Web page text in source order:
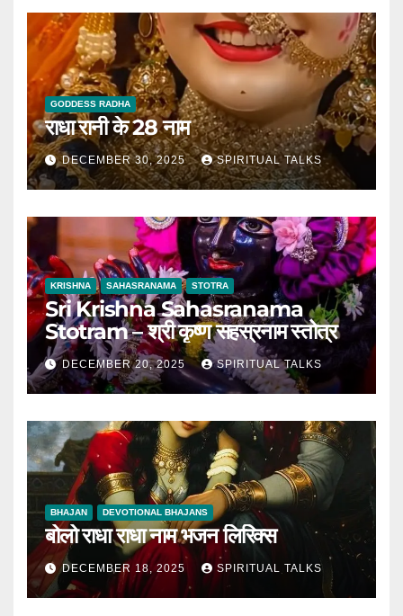
GODDESS RADHA
राधा रानी के 28 नाम
DECEMBER 30, 2025 SPIRITUAL TALKS
KRISHNA SAHASRANAMA STOTRA
Sri Krishna Sahasranama
Stotram – श्री कृष्ण सहस्रनाम स्तोत्र
DECEMBER 20, 2025 SPIRITUAL TALKS
BHAJAN DEVOTIONAL BHAJANS
बोलो राधा राधा नाम भजन लिरिक्स
DECEMBER 18, 2025 SPIRITUAL TALKS